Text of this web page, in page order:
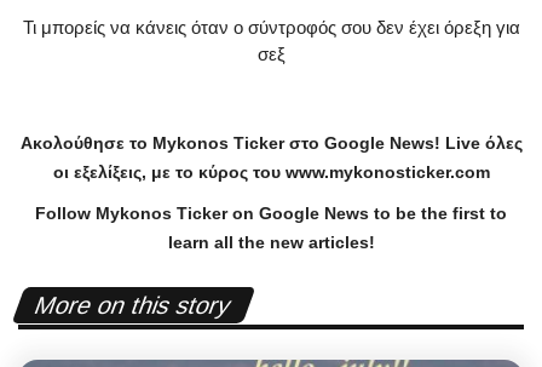
Τι μπορείς να κάνεις όταν ο σύντροφός σου δεν έχει όρεξη για
σεξ
Ακολούθησε το Mykonos Tickerστο Google News! Liveόλες
οι εξελίξεις, με το κύρος του www.mykonosticker.com
Follow Mykonos Ticker on Google News to be the first to
learn all the new articles!
More on this story